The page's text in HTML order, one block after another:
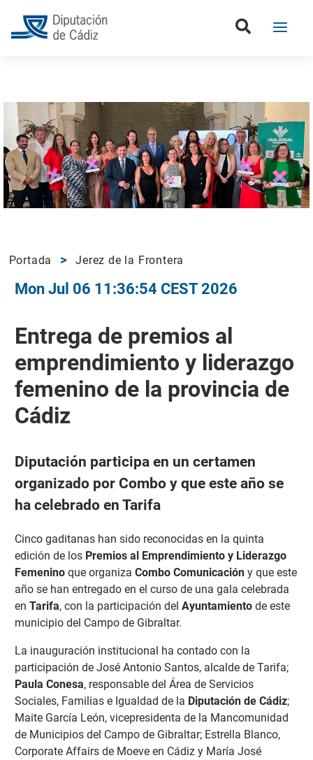
Portada Jerez de la Frontera
Mon Jul 06 11:36:54 CEST 2026
Entrega de premios al
emprendimiento y liderazgo
femenino de la provincia de
Cádiz
Diputación participa en un certamen
organizado por Combo y que este año se
ha celebrado en Tarifa
Cinco gaditanas han sido reconocidas en la quinta
edición de losPremios al Emprendimiento y Liderazgo
Femeninoque organiza Combo Comunicacióny que este
año se han entregado en el curso de una gala celebrada
en Tarifa, con la participación del Ayuntamientode este
municipio del Campo de Gibraltar.
La inauguración institucional ha contado con la
participación de José Antonio Santos, alcalde de Tarifa;
Paula Conesa, responsable del Área de Servicios
Sociales, Familias e Igualdad de la Diputación de Cádiz;
Maite García León, vicepresidenta de la Mancomunidad
de Municipios del Campo de Gibraltar; Estrella Blanco,
Corporate Affairs de Moeve en Cádiz y María José